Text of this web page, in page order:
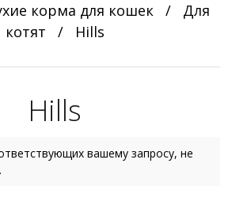
корма для кошек /
Для
котят
/ Hills
Hills
вашему запросу, не